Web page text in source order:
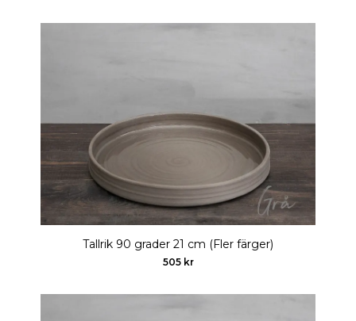
Tallrik 90 grader 21 cm (Fler färger)
505 kr